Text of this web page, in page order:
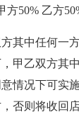
方50% 乙方
其中任何一
甲乙双方其
情况下可实
否则将收回